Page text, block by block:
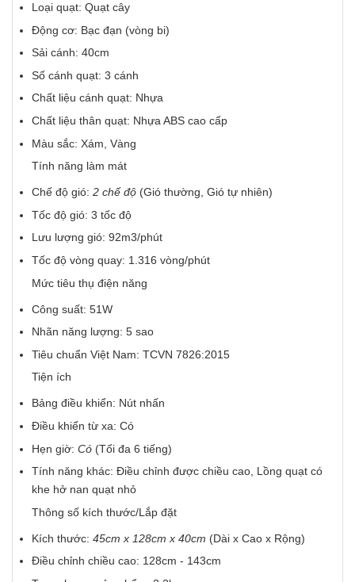
Loại quạt: Quạt cây
Động cơ: Bạc đạn (vòng bi)
Sải cánh: 40cm
Số cánh quạt: 3 cánh
Chất liệu cánh quạt: Nhựa
Chất liệu thân quạt: Nhựa ABS cao cấp
Màu sắc: Xám, Vàng
Tính năng làm mát
Chế độ gió: 2 chế độ (Gió thường, Gió tự nhiên)
Tốc độ gió: 3 tốc độ
Lưu lượng gió: 92m3/phút
Tốc độ vòng quay: 1.316 vòng/phút
Mức tiêu thụ điện năng
Công suất: 51W
Nhãn năng lượng: 5 sao
Tiêu chuẩn Việt Nam: TCVN 7826:2015
Tiện ích
Bảng điều khiển: Nút nhấn
Điều khiển từ xa: Có
Hẹn giờ: Có (Tối đa 6 tiếng)
Tính năng khác: Điều chỉnh được chiều cao, Lồng quạt có
khe hở nan quạt nhỏ
Thông số kích thước/Lắp đặt
Kích thước: 45cm x 128cm x 40cm (Dài x Cao x Rộng)
Điều chỉnh chiều cao: 128cm - 143cm